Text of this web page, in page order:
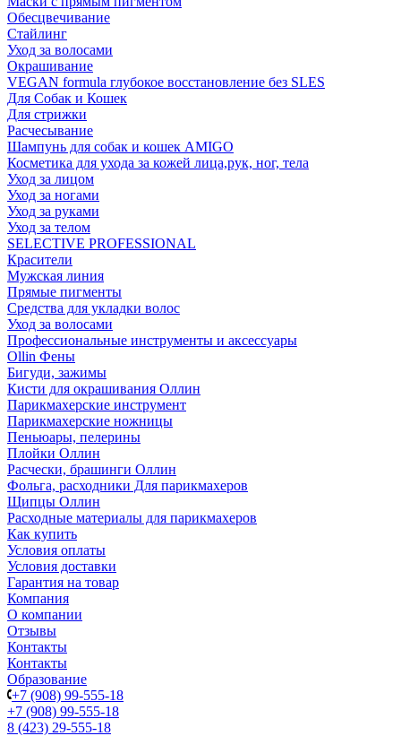
Обесцвечивание
Стайлинг
Уход за волосами
Окрашивание
VEGAN formula глубокое восстановление без SLES
Для Собак и Кошек
Для стрижки
Расчесывание
Шампунь для собак и кошек AMIGO
Косметика для ухода за кожей лица,рук, ног, тела
Уход за лицом
Уход за ногами
Уход за руками
Уход за телом
SELECTIVE PROFESSIONAL
Красители
Мужская линия
Прямые пигменты
Средства для укладки волос
Уход за волосами
Профессиональные инструменты и аксессуары
Ollin Фены
Бигуди, зажимы
Кисти для окрашивания Оллин
Парикмахерские инструмент
Парикмахерские ножницы
Пеньюары, пелерины
Плойки Оллин
Расчески, брашинги Оллин
Фольга, расходники Для парикмахеров
Щипцы Оллин
Расходные материалы для парикмахеров
Как купить
Условия оплаты
Условия доставки
Гарантия на товар
Компания
О компании
Отзывы
Контакты
Контакты
Образование
+7 (908) 99-555-18
+7 (908) 99-555-18
8 (423) 29-555-18